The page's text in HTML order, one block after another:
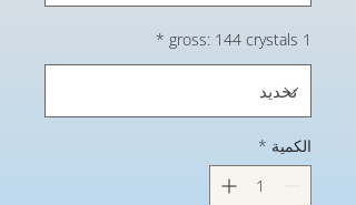
1 gross: 144 crystals
*
الكمية *